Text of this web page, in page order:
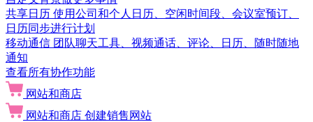
共享日历 使用公司和个人日历、空闲时间段、会议室预订、
日历同步进行计划
移动通信 团队聊天工具、视频通话、评论、日历、随时随地
通知
查看所有协作功能
网站和商店
网站和商店 创建销售网站